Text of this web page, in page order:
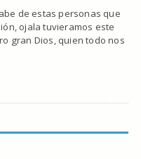
de estas personas que
ojala tuvieramos este
gran Dios, quien todo nos